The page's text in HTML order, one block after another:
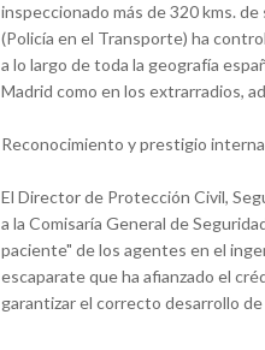
inspeccionado más de 320 kms.
(Policía en el Transporte) ha
a lo largo de toda la geografía
Madrid como en los extrarradios,
Reconocimiento y prestigio
El Director de Protección Civil,
a la Comisaría General de
paciente" de los agentes en el
escaparate que ha afianzado el
garantizar el correcto desarrollo